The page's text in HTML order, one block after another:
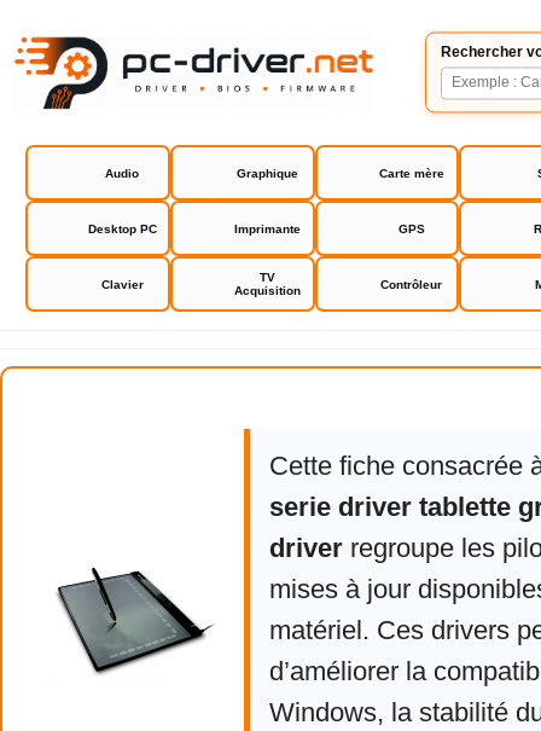
Rechercher
Audio Graphique Carte mère
Desktop PC Imprimante GPS
Clavier
TV
Acquisition
Contrôleur
Aiptek 600U serie driver tablette
Cette fiche consacrée
serie driver tablette
driver regroupe les
mises à jour
matériel. Ces drivers
d’améliorer la
Windows, la stabilité